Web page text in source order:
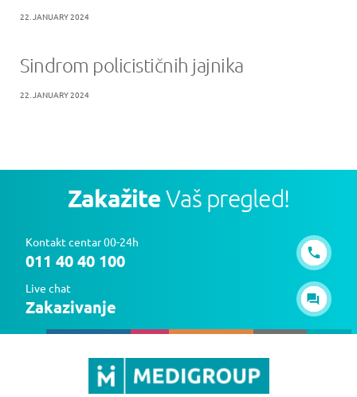
22. JANUARY 2024
Sindrom policističnih jajnika
22. JANUARY 2024
ZakažiteVaš pregled!
Kontakt centar 00-24h
011 40 40 100
Live chat
Zakazivanje